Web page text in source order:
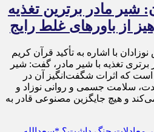
مادر برترین تغذیه
از باورهای غلط رایج
با اشاره به تأکید قرآن کریم
تغذیه با شیر مادر، گفت: شیر
که اثرات شگفت‌انگیز آن در
سلامت جسمی و روانی نوزاد و
و هیچ جایگزین مصنوعی قادر به